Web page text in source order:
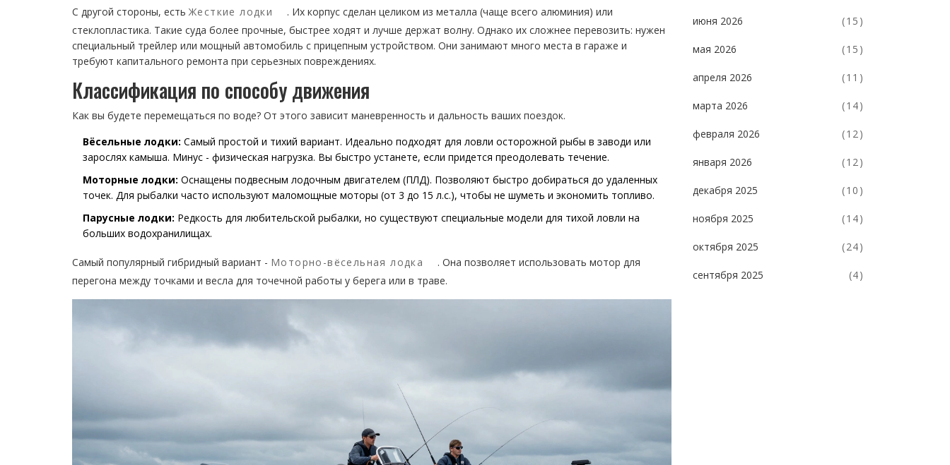
С другой стороны, есть Жесткие лодки
. Их корпус сделан целиком из металла (чаще всего алюминия) или
стеклопластика. Такие суда более прочные, быстрее ходят и лучше держат волну. Однако их сложнее перевозить: нужен
специальный трейлер или мощный автомобиль с прицепным устройством. Они занимают много места в гараже и
требуют капитального ремонта при серьезных повреждениях.
Классификация по способу движения
Как вы будете перемещаться по воде? От этого зависит маневренность и дальность ваших поездок.
Вёсельные лодки: Самый простой и тихий вариант. Идеально подходят для ловли осторожной рыбы в заводи или
зарослях камыша. Минус - физическая нагрузка. Вы быстро устанете, если придется преодолевать течение.
Моторные лодки: Оснащены подвесным лодочным двигателем (ПЛД). Позволяют быстро добираться до удаленных
точек. Для рыбалки часто используют маломощные моторы (от 3 до 15 л.с.), чтобы не шуметь и экономить топливо.
Парусные лодки: Редкость для любительской рыбалки, но существуют специальные модели для тихой ловли на
больших водохранилищах.
Самый популярный гибридный вариант - Моторно-вёсельная лодка
. Она позволяет использовать мотор для
перегона между точками и весла для точечной работы у берега или в траве.
июня 2026 (15)
мая 2026 (15)
апреля 2026 (11)
марта 2026 (14)
февраля 2026 (12)
января 2026 (12)
декабря 2025 (10)
ноября 2025 (14)
октября 2025 (24)
сентября 2025 (4)